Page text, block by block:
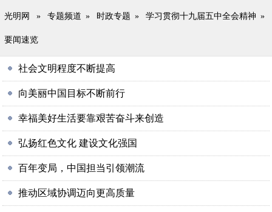
光明网 » 专题频道 » 时政专题 » 学习贯彻十九届五中全会精神 »
要闻速览
社会文明程度不断提高
向美丽中国目标不断前行
幸福美好生活要靠艰苦奋斗来创造
弘扬红色文化 建设文化强国
百年变局，中国担当引领潮流
推动区域协调迈向更高质量